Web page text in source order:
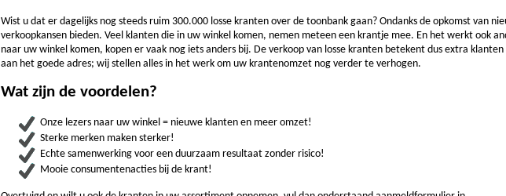
Wist u dat er dagelijks nog steeds ruim 300.000 losse kranten over de toonbank gaan? Ondanks de opkomst van
verkoopkansen bieden. Veel klanten die in uw winkel komen, nemen meteen een krantje mee. En het werkt ook
naar uw winkel komen, kopen er vaak nog iets anders bij. De verkoop van losse kranten betekent dus extra
aan het goede adres; wij stellen alles in het werk om uw krantenomzet nog verder te verhogen.
Wat zijn de voordelen?
Onze lezers naar uw winkel = nieuwe klanten en meer omzet!
Sterke merken maken sterker!
Echte samenwerking voor een duurzaam resultaat zonder risico!
Mooie consumentenacties bij de krant!